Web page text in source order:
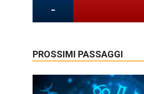
-
PROSSIMI PASSAGGI